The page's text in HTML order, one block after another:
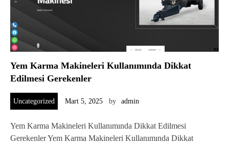
Yem Karma Makineleri Kullanımında Dikkat
Edilmesi Gerekenler
Uncategorized Mart 5, 2025 by admin
Yem Karma Makineleri Kullanımında Dikkat Edilmesi
Gerekenler Yem Karma Makineleri Kullanımında Dikkat